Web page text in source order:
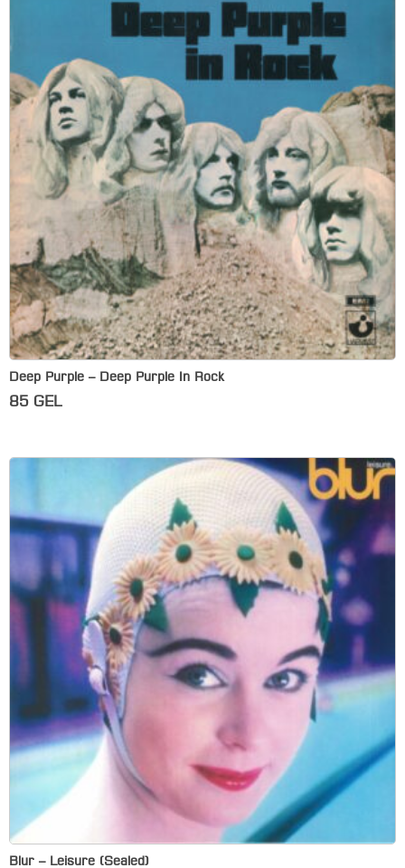
Deep Purple – Deep Purple In Rock
85 GEL
Blur – Leisure (Sealed)